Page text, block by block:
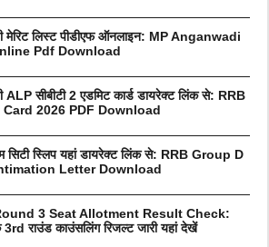
मेरिट लिस्ट पीडीएफ ऑनलाइन: MP Anganwadi
Pdf Download
सीबीटी 2 एडमिट कार्ड डायरेक्ट लिंक से: RRB
2026 PDF Download
सिटी स्लिप यहां डायरेक्ट लिंक से: RRB Group D
Letter Download
3 Seat Allotment Result Check:
राउंड काउंसलिंग रिजल्ट जारी यहां देखें